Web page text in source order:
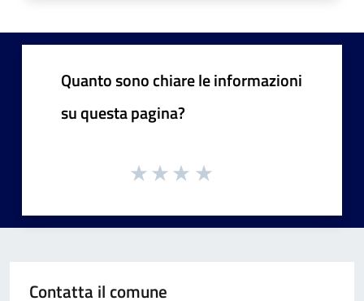
Quanto sono chiare le informazioni
su questa pagina?
Contatta il comune